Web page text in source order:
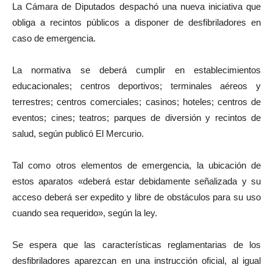
La Cámara de Diputados despachó una nueva iniciativa que
obliga a recintos públicos a disponer de desfibriladores en
caso de emergencia.
La normativa se deberá cumplir en establecimientos
educacionales; centros deportivos; terminales aéreos y
terrestres; centros comerciales; casinos; hoteles; centros de
eventos; cines; teatros; parques de diversión y recintos de
salud, según publicó El Mercurio.
Tal como otros elementos de emergencia, la ubicación de
estos aparatos «deberá estar debidamente señalizada y su
acceso deberá ser expedito y libre de obstáculos para su uso
cuando sea requerido», según la ley.
Se espera que las características reglamentarias de los
desfibriladores aparezcan en una instrucción oficial, al igual